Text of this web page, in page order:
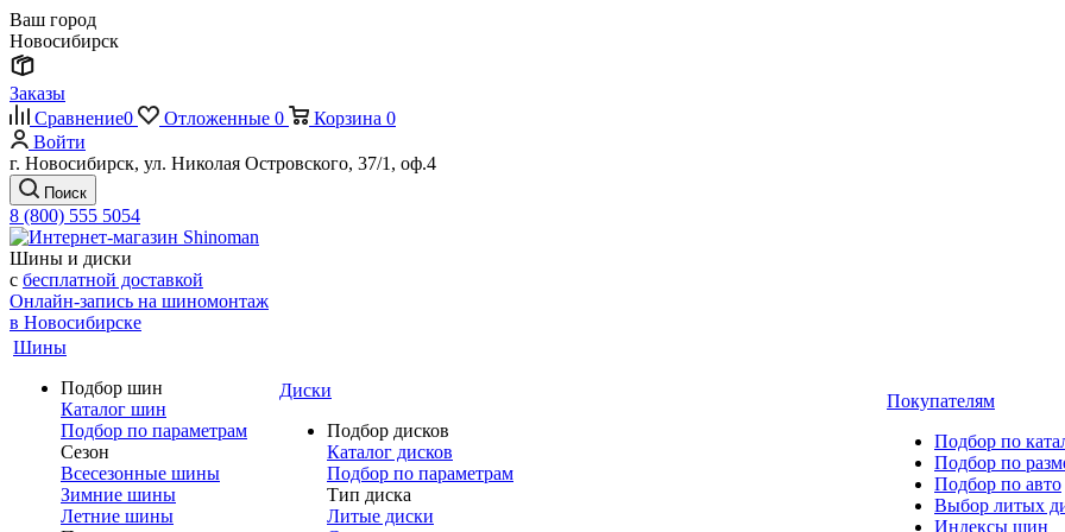
Ваш город
Новосибирск
Заказы
Сравнение0 Отложенные 0 Корзина 0
Войти
г. Новосибирск, ул. Николая Островского, 37/1, оф.4
Поиск
8 (800) 555 5054
Шины и диски
с бесплатной доставкой
Онлайн-запись на шиномонтаж
в Новосибирске
Шины
Подбор шин
Каталог шин
Подбор по параметрам
Сезон
Всесезонные шины
Зимние шины
Летние шины
Диски
Подбор дисков
Каталог дисков
Подбор по параметрам
Тип диска
Литые диски
Покупателям
Подбор по
Подбор по
Подбор по авто
Выбор литых
Индексы шин